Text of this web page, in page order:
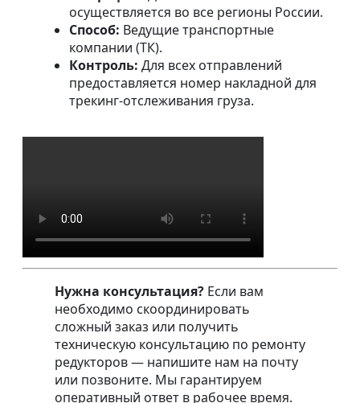
осуществляется во все регионы России.
Способ: Ведущие транспортные
компании (ТК).
Контроль: Для всех отправлений
предоставляется номер накладной для
трекинг-отслеживания груза.
Нужна консультация? Если вам
необходимо скоординировать
сложный заказ или получить
техническую консультацию по ремонту
редукторов — напишите нам на почту
или позвоните. Мы гарантируем
оперативный ответ в рабочее время.